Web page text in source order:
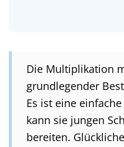
Die Multiplikation
grundlegender
Es ist eine
kann sie jungen
bereiten.